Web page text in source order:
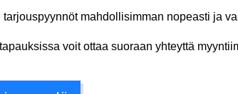
tarjouspyynnöt mahdollisimman nopeasti ja
voit ottaa suoraan yhteyttä